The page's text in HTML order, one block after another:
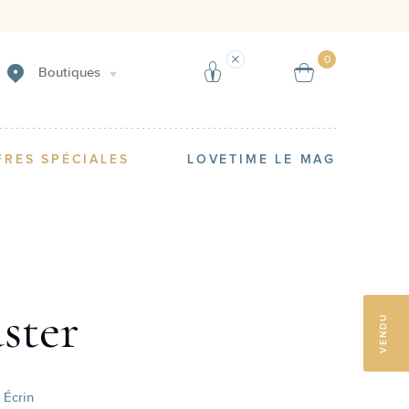
Boutiques
0
SPÉCIALES LOVETIME LE MAG
VENDU
Écrin